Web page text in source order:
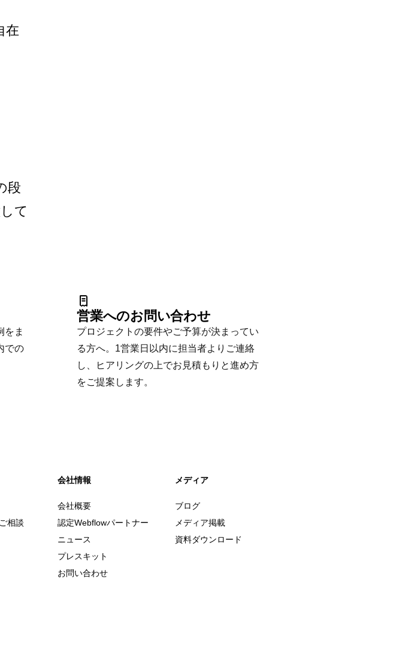
在
段
て
をま
での
営業へのお問い合わせ
プロジェクトの要件やご予算が決まってい
る方へ。1営業日以内に担当者よりご連絡
し、ヒアリングの上でお見積もりと進め方
をご提案します。
相談
会社情報
会社概要
認定Webflowパートナー
ニュース
プレスキット
お問い合わせ
メディア
ブログ
メディア掲載
資料ダウンロード